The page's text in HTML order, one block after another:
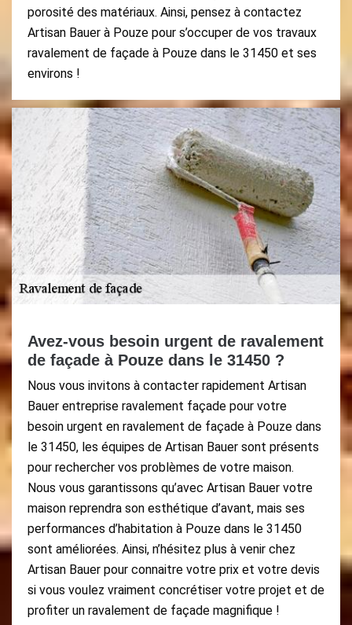
porosité des matériaux. Ainsi, pensez à contactez
Artisan Bauer à Pouze pour s’occuper de vos travaux
ravalement de façade à Pouze dans le 31450 et ses
environs !
Avez-vous besoin urgent de ravalement
de façade à Pouze dans le 31450 ?
Nous vous invitons à contacter rapidement Artisan
Bauer entreprise ravalement façade pour votre
besoin urgent en ravalement de façade à Pouze dans
le 31450, les équipes de Artisan Bauer sont présents
pour rechercher vos problèmes de votre maison.
Nous vous garantissons qu’avec Artisan Bauer votre
maison reprendra son esthétique d’avant, mais ses
performances d’habitation à Pouze dans le 31450
sont améliorées. Ainsi, n’hésitez plus à venir chez
Artisan Bauer pour connaitre votre prix et votre devis
si vous voulez vraiment concrétiser votre projet et de
profiter un ravalement de façade magnifique !